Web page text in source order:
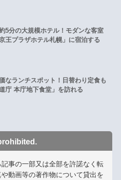
5分の大規模ホテル！モダンな客室
王プラザホテル札幌」に宿泊する
なランチスポット！日替わり定食も
庁 本庁地下食堂」を訪れる
事の一部又は全部を許諾なく転
動画等の著作物について貸出を